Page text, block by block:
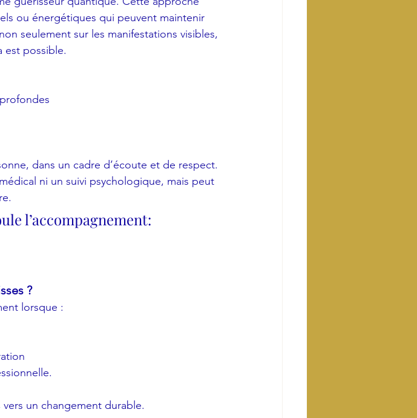
ou énergétiques qui peuvent maintenir
seulement sur les manifestations visibles,
est possible.
dans un cadre d’écoute et de respect.
ni un suivi psychologique, mais peut
l’accompagnement:
?
lorsque :
un changement durable.